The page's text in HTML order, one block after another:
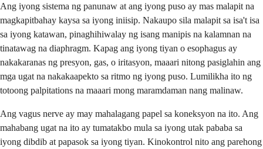
Ang iyong sistema ng panunaw at ang iyong puso ay mas malapit na
magkapitbahay kaysa sa iyong iniisip. Nakaupo sila malapit sa isa't isa
sa iyong katawan, pinaghihiwalay ng isang manipis na kalamnan na
tinatawag na diaphragm. Kapag ang iyong tiyan o esophagus ay
nakakaranas ng presyon, gas, o iritasyon, maaari nitong pasiglahin ang
mga ugat na nakakaapekto sa ritmo ng iyong puso. Lumilikha ito ng
totoong palpitations na maaari mong maramdaman nang malinaw.
Ang vagus nerve ay may mahalagang papel sa koneksyon na ito. Ang
mahabang ugat na ito ay tumatakbo mula sa iyong utak pababa sa
iyong dibdib at papasok sa iyong tiyan. Kinokontrol nito ang parehong